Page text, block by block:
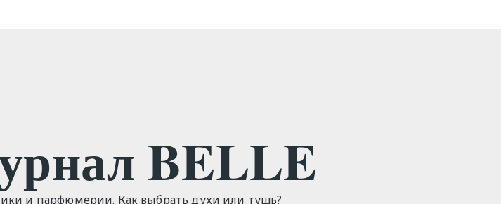
BELLE
и парфюмерии. Как выбрать духи или тушь?